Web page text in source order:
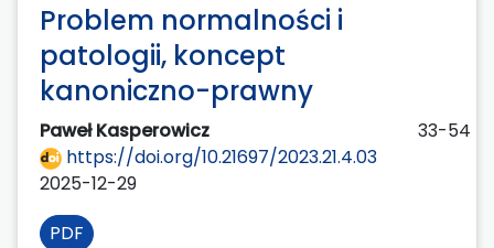
Problem normalności i
patologii, koncept
kanoniczno-prawny
Paweł Kasperowicz
33-54
https://doi.org/10.21697/2023.21.4.03
2025-12-29
PDF